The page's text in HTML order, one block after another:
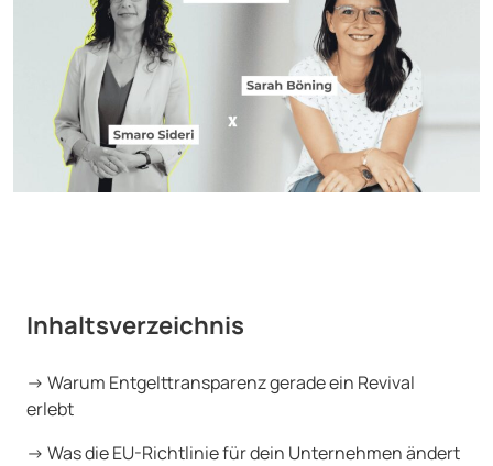
Inhaltsverzeichnis
→ Warum Entgelttransparenz gerade ein Revival
erlebt
→ Was die EU-Richtlinie für dein Unternehmen ändert